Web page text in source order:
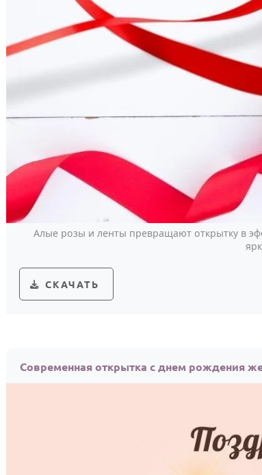
Алые розы и ленты превращают открытку в
СКАЧАТЬ
Современная открытка с днем рождения